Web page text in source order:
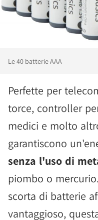
Le 40 batterie AAA
Perfette per
torce, controller
medici e molto
garantiscono
senza l'uso di
piombo o
scorta di batterie
vantaggioso,